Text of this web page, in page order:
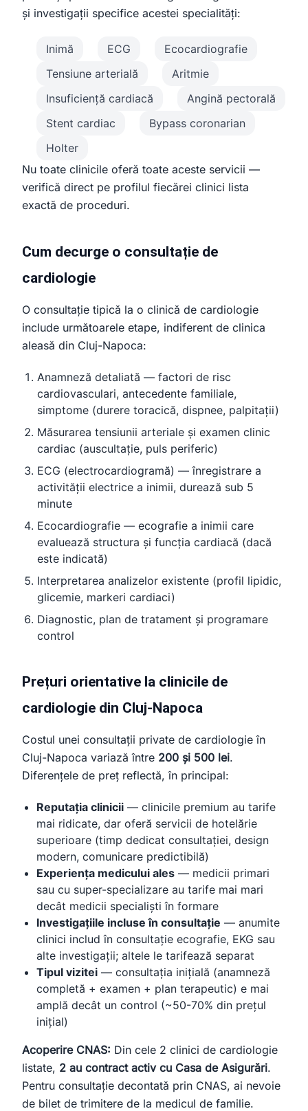
și investigații specifice acestei specialități:
Inimă ECG
Ecocardiografie
Tensiune arterială
Aritmie
Insuficiență cardiacă
Angină pectorală
Stent cardiac
Bypass coronarian
Holter
Nu toate clinicile oferă toate aceste servicii —
verifică direct pe profilul fiecărei clinici lista
exactă de proceduri.
Cum decurge o consultație de
cardiologie
O consultație tipică la o clinică de cardiologie
include următoarele etape, indiferent de clinica
aleasă din Cluj-Napoca:
Anamneză detaliată — factori de risc
cardiovasculari, antecedente familiale,
simptome (durere toracică, dispnee, palpitații)
Măsurarea tensiunii arteriale și examen clinic
cardiac (auscultație, puls periferic)
ECG (electrocardiogramă) — înregistrare a
activității electrice a inimii, durează sub 5
minute
Ecocardiografie — ecografie a inimii care
evaluează structura și funcția cardiacă (dacă
este indicată)
Interpretarea analizelor existente (profil lipidic,
glicemie, markeri cardiaci)
Diagnostic, plan de tratament și programare
control
Prețuri orientative la clinicile de
cardiologie din Cluj-Napoca
Costul unei consultații private de cardiologie în
Cluj-Napoca variază între 200 și 500 lei.
Diferențele de preț reflectă, în principal:
Reputația clinicii — clinicile premium au tarife
mai ridicate, dar oferă servicii de hotelărie
superioare (timp dedicat consultației, design
modern, comunicare predictibilă)
Experiența medicului ales — medicii primari
sau cu super-specializare au tarife mai mari
decât medicii specialiști în formare
Investigațiile incluse în consultație — anumite
clinici includ în consultație ecografie, EKG sau
alte investigații; altele le tarifează separat
Tipul vizitei — consultația inițială (anamneză
completă + examen + plan terapeutic) e mai
amplă decât un control (~50-70% din prețul
inițial)
Acoperire CNAS: Din cele 2 clinici de cardiologie
listate, 2 au contract activ cu Casa de Asigurări.
Pentru consultație decontată prin CNAS, ai nevoie
de bilet de trimitere de la medicul de familie.